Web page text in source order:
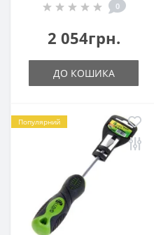
0
2 054грн.
ДО КОШИКА
Популярний